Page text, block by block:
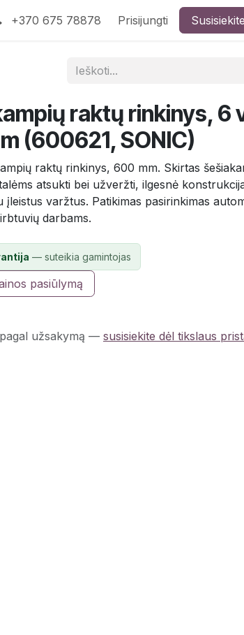
+370 675 78878 Prisijungti
raktų rinkinys, 6
(600621, SONIC)
raktų rinkinys, 600 mm. Skirtas
atsukti bei užveržti, ilgesnė
įleistus varžtus. Patikimas pasirinkimas
darbams.
— suteikia gamintojas
pasiūlymą
užsakymą — susisiekite dėl tikslaus